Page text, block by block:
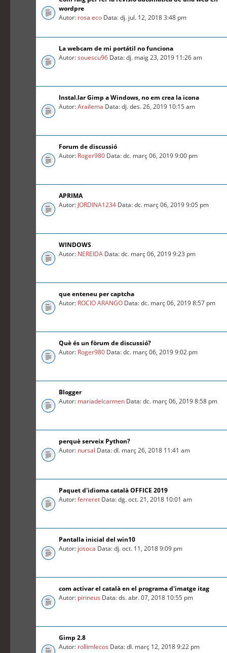
wordpre
Autor: rosa eco Data: dj. jul. 12, 2018 3:48 pm
La webcam de mi portátil no funciona
Autor:souescu96 Data: dj. maig 23, 2019 11:26 am
Instal.lar Gimp a Windows, no em crea la icona
Autor:Arailema Data: dj. des. 26, 2019 10:15 am
Forum de discussió
Autor: Roger980 Data: dc. març 06, 2019 9:00 pm
APRIMA
Autor: JORDINA1234 Data: dc. març 06, 2019 9:05 pm
WINDOWS
Autor: NEREIDA Data: dc. març 06, 2019 9:23 pm
que enteneu per captcha
Autor: ROCIO ARANGO Data: dc. març 06, 2019 8:57 pm
Què és un fòrum de discussió?
Autor: Roger980 Data: dc. març 06, 2019 9:02 pm
Blogger
Autor: mariadelcarmen Data: dc. març 06, 2019 8:58 pm
perquè serveix Python?
Autor: nursal Data: dl. març 26, 2018 11:41 am
Paquet d'idioma català OFFICE 2019
Autor:ferreret Data: dg. oct. 21, 2018 10:01 am
Pantalla inicial del win10
Autor: josoca Data: dj. oct. 11, 2018 9:09 pm
com activar el català en el programa d'imatge itag
Autor: pirineus Data: ds. abr. 07, 2018 10:55 pm
Gimp 2.8
Autor: rollimlecos Data: dl. març 12, 2018 9:22 pm